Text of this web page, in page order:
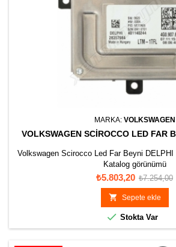
MARKA: VOLKSWAGEN
VOLKSWAGEN SCIROCCO LED FAR
Volkswagen Scirocco Led Far Beyni DELPHI
Katalog görünümü
Fiyat
₺5.803,20 Normal
fiyat
₺7.254,00
 Sepete ekle
 Stokta Var